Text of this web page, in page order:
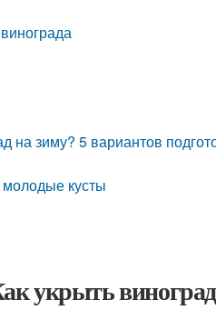
на зиму? 5 вариантов
молодые кусты
укрыть